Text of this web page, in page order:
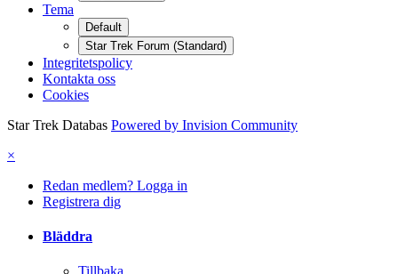
Tema
Default
Star Trek Forum (Standard)
Integritetspolicy
Kontakta oss
Cookies
Star Trek Databas Powered by Invision Community
×
Redan medlem? Logga in
Registrera dig
Bläddra
Tillbaka